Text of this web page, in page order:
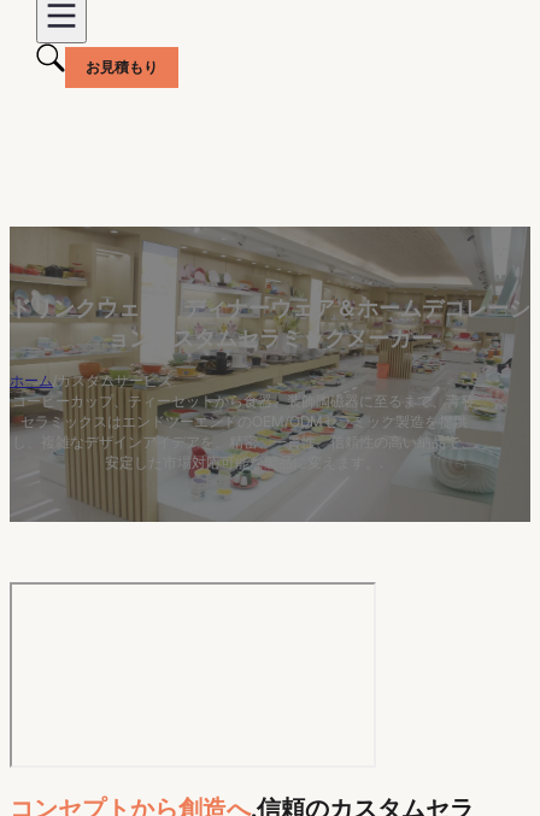
お見積もり
ドリンクウェア、ディナーウェア＆ホームデコレーシ
ョンカスタムセラミックメーカー
ホーム/カスタムサービス
コーヒーカップ、ティーセットから食器、装飾陶磁器に至るまで、青發
セラミックスはエンドツーエンドのOEM/ODMセラミック製造を提供
し、複雑なデザインアイデアを、精密、一貫性、信頼性の高い納品で、
安定した市場対応可能な製品に変えます。.
コンセプトから創造へ,信頼のカスタムセラ